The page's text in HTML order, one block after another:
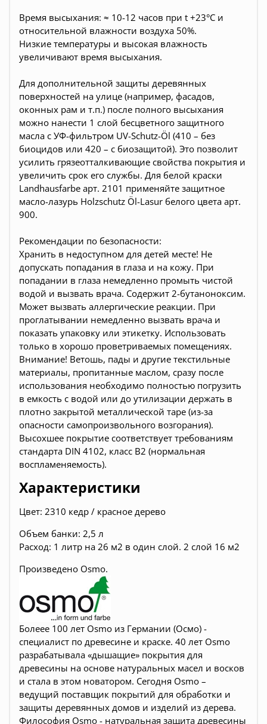
Время высыхания: ≈ 10-12 часов при t +23°С и
относительной влажности воздуха 50%.
Низкие температуры и высокая влажность
увеличивают время высыхания.
Для дополнительной защиты деревянных
поверхностей на улице (например, фасадов,
оконных рам и т.п.) после полного высыхания
можно нанести 1 слой бесцветного защитного
масла с УФ-фильтром UV-Schutz-Öl (410 – без
биоцидов или 420 – с биозащитой). Это позволит
усилить грязеотталкивающие свойства покрытия и
увеличить срок его службы. Для белой краски
Landhausfarbe арт. 2101 применяйте защитное
масло-лазурь Holzschutz Öl-Lasur белого цвета арт.
900.
Рекомендации по безопасности:
Хранить в недоступном для детей месте! Не
допускать попадания в глаза и на кожу. При
попадании в глаза немедленно промыть чистой
водой и вызвать врача. Содержит 2-бутаноноксим.
Может вызвать аллергические реакции. При
проглатывании немедленно вызвать врача и
показать упаковку или этикетку. Использовать
только в хорошо проветриваемых помещениях.
Внимание! Ветошь, пады и другие текстильные
материалы, пропитанные маслом, сразу после
использования необходимо полностью погрузить
в емкость с водой или до утилизации держать в
плотно закрытой металлической таре (из-за
опасности самопроизвольного возгорания).
Высохшее покрытие соответствует требованиям
стандарта DIN 4102, класс В2 (нормальная
воспламеняемость).
Характеристики
Цвет: 2310 кедр / красное дерево
Объем банки: 2,5 л
Расход: 1 литр на 26 м2 в один слой. 2 слой 16 м2
Произведено Osmo.
Болеее 100 лет Osmo из Германии (Осмо) -
специалист по древесине и краске. 40 лет Osmo
разрабатывала «дышащие» покрытия для
древесины на основе натуральных масел и восков
и стала в этом новатором. Сегодня Osmo –
ведущий поставщик покрытий для обработки и
защиты деревянных домов и изделий из дерева.
Философия Osmo - натуральная защита древесины